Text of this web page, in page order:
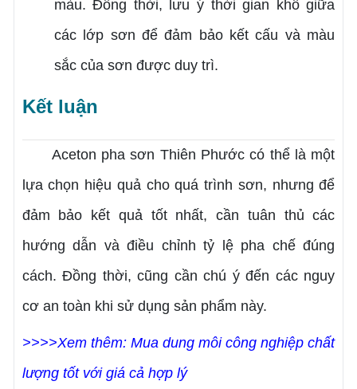
màu. Đồng thời, lưu ý thời gian khô giữa
các lớp sơn để đảm bảo kết cấu và màu
sắc của sơn được duy trì.
Kết luận
Aceton pha sơn Thiên Phước có thể là một
lựa chọn hiệu quả cho quá trình sơn, nhưng để
đảm bảo kết quả tốt nhất, cần tuân thủ các
hướng dẫn và điều chỉnh tỷ lệ pha chế đúng
cách. Đồng thời, cũng cần chú ý đến các nguy
cơ an toàn khi sử dụng sản phẩm này.
>>>>Xem thêm: Mua dung môi công nghiệp chất
lượng tốt với giá cả hợp lý